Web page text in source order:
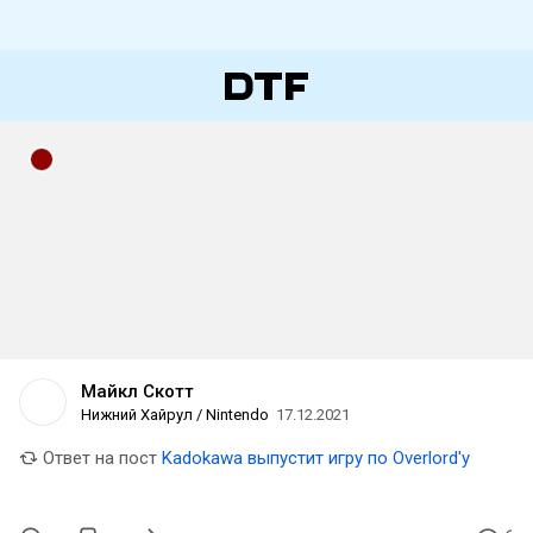
Майкл Скотт
Нижний Хайрул / Nintendo 17.12.2021
Ответ на пост Kadokawa выпустит игру по Overlord'у